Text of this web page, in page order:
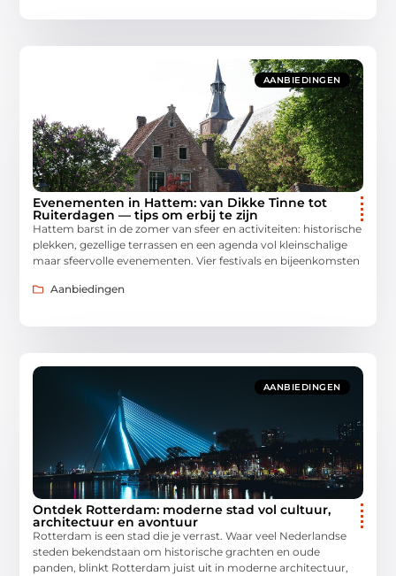
AANBIEDINGEN
Evenementen in Hattem: van Dikke Tinne tot
Ruiterdagen — tips om erbij te zijn
Hattem barst in de zomer van sfeer en activiteiten: historische
plekken, gezellige terrassen en een agenda vol kleinschalige
maar sfeervolle evenementen. Vier festivals en bijeenkomsten
Aanbiedingen
AANBIEDINGEN
Ontdek Rotterdam: moderne stad vol cultuur,
architectuur en avontuur
Rotterdam is een stad die je verrast. Waar veel Nederlandse
steden bekendstaan om historische grachten en oude
panden, blinkt Rotterdam juist uit in moderne architectuur,